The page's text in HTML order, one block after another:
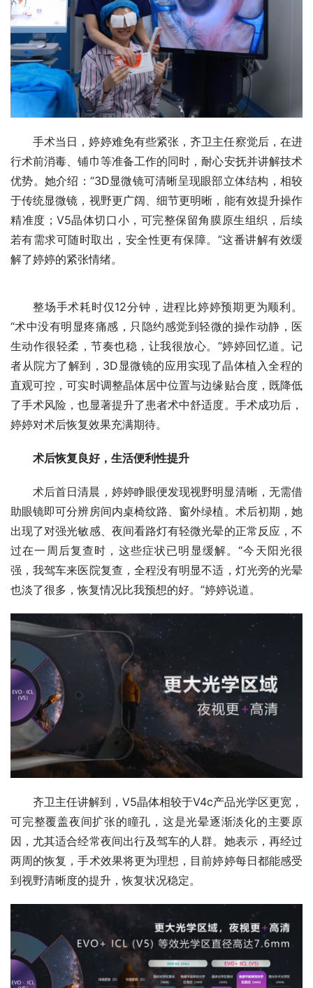
手术当日，婷婷难免有些紧张，齐卫主任察觉后，在进
行术前消毒、铺巾等准备工作的同时，耐心安抚并讲解技术
优势。她介绍：“3D显微镜可清晰呈现眼部立体结构，相较
于传统显微镜，视野更广阔、细节更明晰，能有效提升操作
精准度；V5晶体切口小，可完整保留角膜原生组织，后续
若有需求可随时取出，安全性更有保障。”这番讲解有效缓
解了婷婷的紧张情绪。
整场手术耗时仅12分钟，进程比婷婷预期更为顺利。
“术中没有明显疼痛感，只隐约感觉到轻微的操作动静，医
生动作很轻柔，节奏也稳，让我很放心。”婷婷回忆道。记
者从院方了解到，3D显微镜的应用实现了晶体植入全程的
直观可控，可实时调整晶体居中位置与边缘贴合度，既降低
了手术风险，也显著提升了患者术中舒适度。手术成功后，
婷婷对术后恢复效果充满期待。
术后恢复良好，生活便利性提升
术后首日清晨，婷婷睁眼便发现视野明显清晰，无需借
助眼镜即可分辨房间内桌椅纹路、窗外绿植。术后初期，她
出现了对强光敏感、夜间看路灯有轻微光晕的正常反应，不
过在一周后复查时，这些症状已明显缓解。“今天阳光很
强，我驾车来医院复查，全程没有明显不适，灯光旁的光晕
也淡了很多，恢复情况比我预想的好。”婷婷说道。
齐卫主任讲解到，V5晶体相较于V4c产品光学区更宽，
可完整覆盖夜间扩张的瞳孔，这是光晕逐渐淡化的主要原
因，尤其适合经常夜间出行及驾车的人群。她表示，再经过
两周的恢复，手术效果将更为理想，目前婷婷每日都能感受
到视野清晰度的提升，恢复状况稳定。